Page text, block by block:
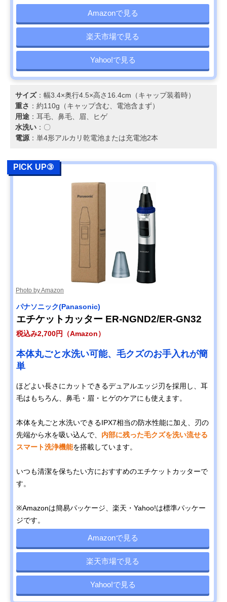
Amazonで見る
楽天市場で見る
Yahoo!で見る
サイズ：幅3.4×奥行4.5×高さ16.4cm（キャップ装着時）
重さ ：約110g（キャップ含む、電池含まず）
用途 ：耳毛、鼻毛、眉、ヒゲ
水洗い ：〇
電源 ：単4形アルカリ乾電池または充電池2本
PICK UP③
Photo by Amazon
パナソニック(Panasonic)
エチケットカッター ER-NGND2/ER-GN32
税込み2,700円（Amazon）
本体丸ごと水洗い可能、毛クズのお手入れが簡
単
ほどよい長さにカットできるデュアルエッジ刃を採用し、耳
毛はもちろん、鼻毛・眉・ヒゲのケアにも使えます。
本体を丸ごと水洗いできるIPX7相当の防水性能に加え、刃の
先端から水を吸い込んで、 内部に残った毛クズを洗い流せる
スマート洗浄機能を搭載しています。
いつも清潔を保ちたい方におすすめのエチケットカッターで
す。
※Amazonは簡易パッケージ、楽天・Yahoo!は標準パッケー
ジです。
Amazonで見る
楽天市場で見る
Yahoo!で見る